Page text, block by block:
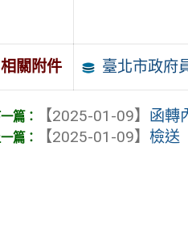
相關附件 臺北市政府
【2025-01-09】 函轉
【2025-01-09】檢送